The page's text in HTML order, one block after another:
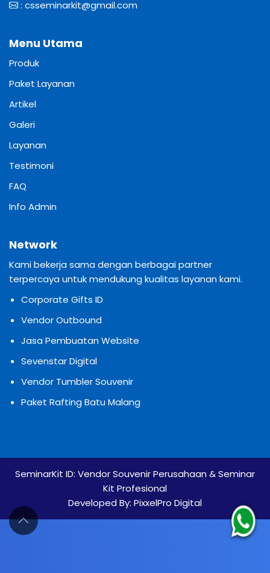
: csseminarkit@gmail.com
Menu Utama
Produk
Paket Layanan
Artikel
Galeri
Layanan
Testimoni
FAQ
Info Admin
Network
Kami bekerja sama dengan berbagai partner
terpercaya untuk mendukung kualitas layanan kami.
Corporate Gifts ID
Vendor Outbound
Jasa Pembuatan Website
Sevenstar Digital
Vendor Tumbler Souvenir
Paket Rafting Batu Malang
SeminarKit ID: Vendor Souvenir Perusahaan & Seminar
Kit Profesional
Developed By: PixxelPro Digital